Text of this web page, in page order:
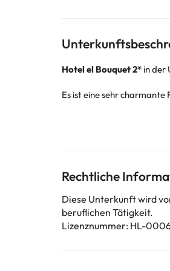
Hotel el Bouquet 2* in der
Es ist eine sehr
Die Rezeption ist von
Sie bieten ein
Darüber hinaus serviert
Buchen Siedas 2* Bouquet
Einige der detaillierten
Rechtliche
Diese Unterkunft wird
beruflichen Tätigkeit.
Lizenznummer: HL-